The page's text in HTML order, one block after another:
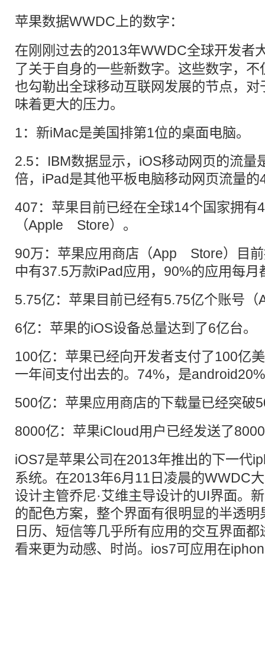
苹果数据WWDC上的数字：
在刚刚过去的2013年WWDC全球开发者
了关于自身的一些新数字。这些数字，
也勾勒出全球移动互联网发展的节点，
味着更大的压力。
1：新iMac是美国排第1位的桌面电脑。
2.5：IBM数据显示，iOS移动网页的流量
倍，iPad是其他平板电脑移动网页流量的
407：苹果目前已经在全球14个国家拥有
（Apple Store）。
90万：苹果应用商店（App Store）目
中有37.5万款iPad应用，90%的应用每月
5.75亿：苹果目前已经有5.75亿个账号
6亿：苹果的iOS设备总量达到了6亿台。
100亿：苹果已经向开发者支付了100亿
一年间支付出去的。74%，是
500亿：苹果应用商店的下载量已经突破
8000亿：苹果iCloud用户已经发送了
iOS7是苹果公司在2013年推出的下一代
系统。在2013年6月11日凌晨的WWDC
设计主管乔尼·艾维主导设计的UI界面。
的配色方案，整个界面有很明显的半透
日历、短信等几乎所有应用的交互界面
看来更为动感、时尚。ios7可应用在